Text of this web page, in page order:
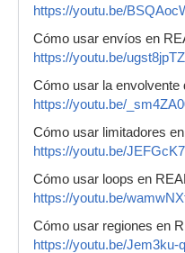
https://youtu.be/
Cómo usar envíos en
https://youtu.be/
Cómo usar la envolvente
https://youtu.be/
Cómo usar limitadores
https://youtu.be/
Cómo usar loops en
https://youtu.be/
Cómo usar regiones en
https://youtu.be/Jem3ku-